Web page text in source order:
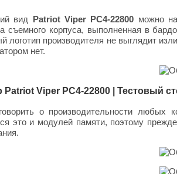
вид Patriot Viper PC4-22800 можно
съемного корпуса, выполненная в
логотип производителя не выглядит
нет.
Patriot Viper PC4-22800 | Тестовый
о производительности любых
это и модулей памяти, поэтому